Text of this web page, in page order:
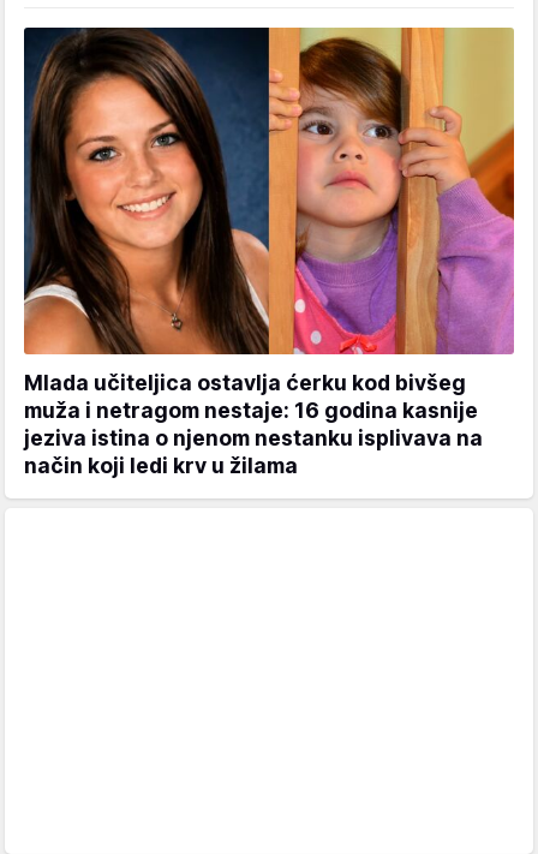
Mlada učiteljica ostavlja ćerku kod bivšeg
muža i netragom nestaje: 16 godina kasnije
jeziva istina o njenom nestanku isplivava na
način koji ledi krv u žilama